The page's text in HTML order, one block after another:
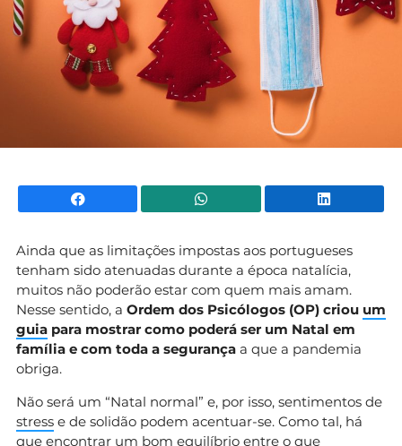
Facebook WhatsApp
Ainda que as limitações impostas aos portugueses
tenham sido atenuadas durante a época natalícia,
muitos não poderão estar com quem mais amam.
Nesse sentido, a Ordem dos Psicólogos (OP) criou um
guia para mostrar como poderá ser um Natal em
família e com toda a segurança a que a pandemia
obriga.
Não será um “Natal normal” e, por isso, sentimentos de
stress e de solidão podem acentuar-se. Como tal, há
que encontrar um bom equilíbrio entre o que